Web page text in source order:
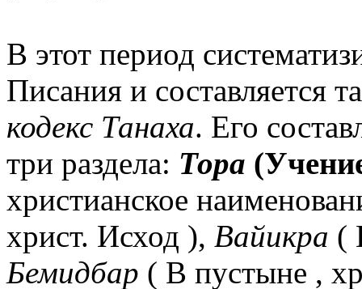
В этот период
Писания и составляется
кодекс Танаха. Его
три раздела: Тора
христианское
христ. Исход ), Вайикра (
Бемидбар ( В пустыне ,